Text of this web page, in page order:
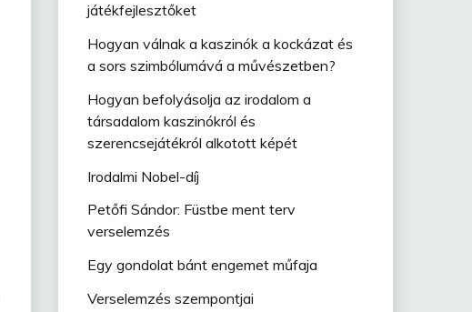
játékfejlesztőket
Hogyan válnak a kaszinók a kockázat és
a sors szimbólumává a művészetben?
Hogyan befolyásolja az irodalom a
társadalom kaszinókról és
szerencsejátékról alkotott képét
Irodalmi Nobel-díj
Petőfi Sándor: Füstbe ment terv
verselemzés
Egy gondolat bánt engemet műfaja
Verselemzés szempontjai